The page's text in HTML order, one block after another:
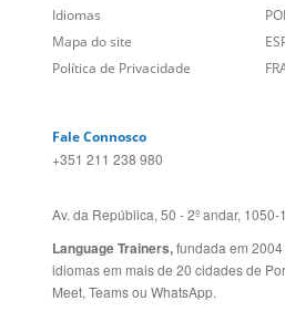
Idiomas
Mapa do site
Política de Privacidade
Fale Connosco
+351 211 238 980
Av. da República, 50 - 2º andar, 1050-
Language Trainers,fundada em
idiomas em mais de 20 cidades de
Meet, Teams ou WhatsApp.